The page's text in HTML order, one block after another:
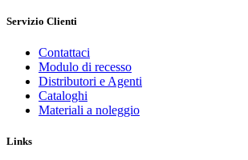
Servizio Clienti
Contattaci
Modulo di recesso
Distributori e Agenti
Cataloghi
Materiali a noleggio
Links